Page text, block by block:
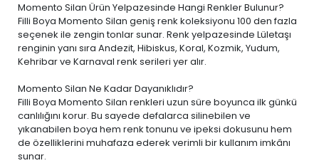
Momento Silan Ürün Yelpazesinde Hangi Renkler Bulunur?
Filli Boya Momento Silan geniş renk koleksiyonu 100 den fazla
seçenek ile zengin tonlar sunar. Renk yelpazesinde Lületaşı
renginin yanı sıra Andezit, Hibiskus, Koral, Kozmik, Yudum,
Kehribar ve Karnaval renk serileri yer alır.
Momento Silan Ne Kadar Dayanıklıdır?
Filli Boya Momento Silan renkleri uzun süre boyunca ilk günkü
canlılığını korur. Bu sayede defalarca silinebilen ve
yıkanabilen boya hem renk tonunu ve ipeksi dokusunu hem
de özelliklerini muhafaza ederek verimli bir kullanım imkânı
sunar.